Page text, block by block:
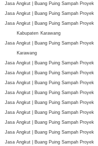
Jasa Angkut | Buang Puing Sampah Proyek
Jasa Angkut | Buang Puing Sampah Proyek
Jasa Angkut | Buang Puing Sampah Proyek
Kabupaten Karawang
Jasa Angkut | Buang Puing Sampah Proyek
Karawang
Jasa Angkut | Buang Puing Sampah Proyek
Jasa Angkut | Buang Puing Sampah Proyek
Jasa Angkut | Buang Puing Sampah Proyek
Jasa Angkut | Buang Puing Sampah Proyek
Jasa Angkut | Buang Puing Sampah Proyek
Jasa Angkut | Buang Puing Sampah Proyek
Jasa Angkut | Buang Puing Sampah Proyek
Jasa Angkut | Buang Puing Sampah Proyek
Jasa Angkut | Buang Puing Sampah Proyek